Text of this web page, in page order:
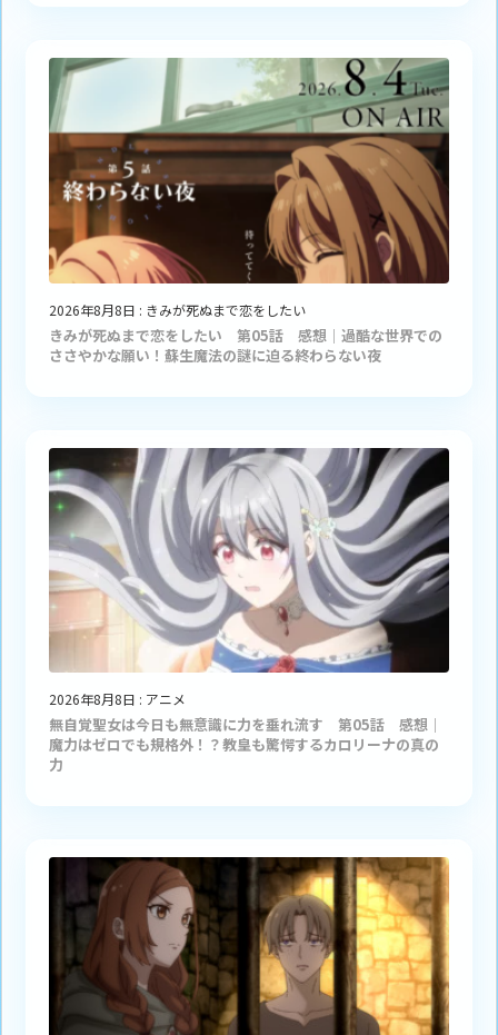
2026年8月8日 : きみが死ぬまで恋をしたい
きみが死ぬまで恋をしたい 第05話 感想｜過酷な世界での
ささやかな願い！蘇生魔法の謎に迫る終わらない夜
2026年8月8日 : アニメ
無自覚聖女は今日も無意識に力を垂れ流す 第05話 感想｜
魔力はゼロでも規格外！？教皇も驚愕するカロリーナの真の
力